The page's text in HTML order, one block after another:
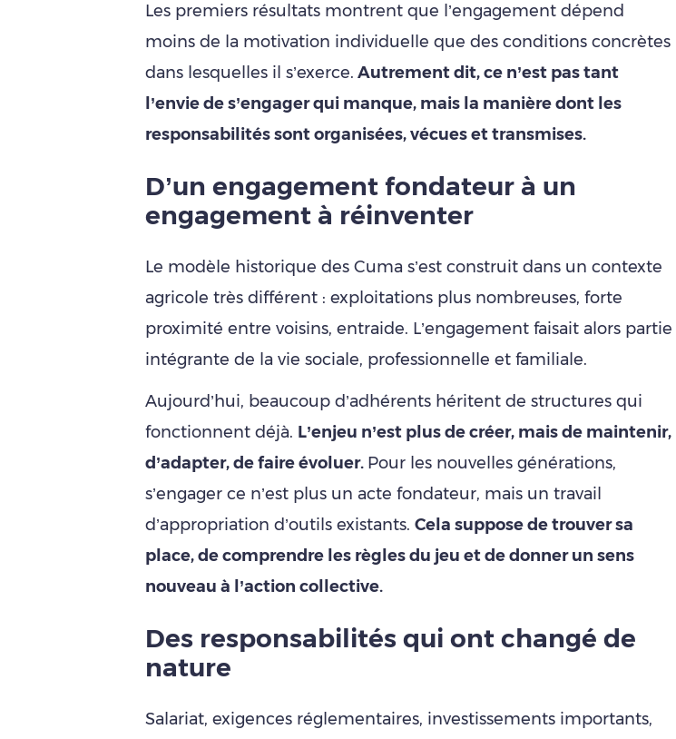
Les premiers résultats montrent que l’engagement dépend
moins de la motivation individuelle que des conditions concrètes
dans lesquelles il s’exerce. Autrement dit, ce n’est pas tant
l’envie de s’engager qui manque, mais la manière dont les
responsabilités sont organisées, vécues et transmises.
D’un engagement fondateur à un
engagement à réinventer
Le modèle historique des Cuma s’est construit dans un contexte
agricole très différent : exploitations plus nombreuses, forte
proximité entre voisins, entraide. L’engagement faisait alors partie
intégrante de la vie sociale, professionnelle et familiale.
Aujourd’hui, beaucoup d’adhérents héritent de structures qui
fonctionnent déjà. L’enjeu n’est plus de créer, mais de maintenir,
d’adapter, de faire évoluer. Pour les nouvelles générations,
s’engager ce n’est plus un acte fondateur, mais un travail
d’appropriation d’outils existants. Cela suppose de trouver sa
place, de comprendre les règles du jeu et de donner un sens
nouveau à l’action collective.
Des responsabilités qui ont changé de
nature
Salariat, exigences réglementaires, investissements importants,